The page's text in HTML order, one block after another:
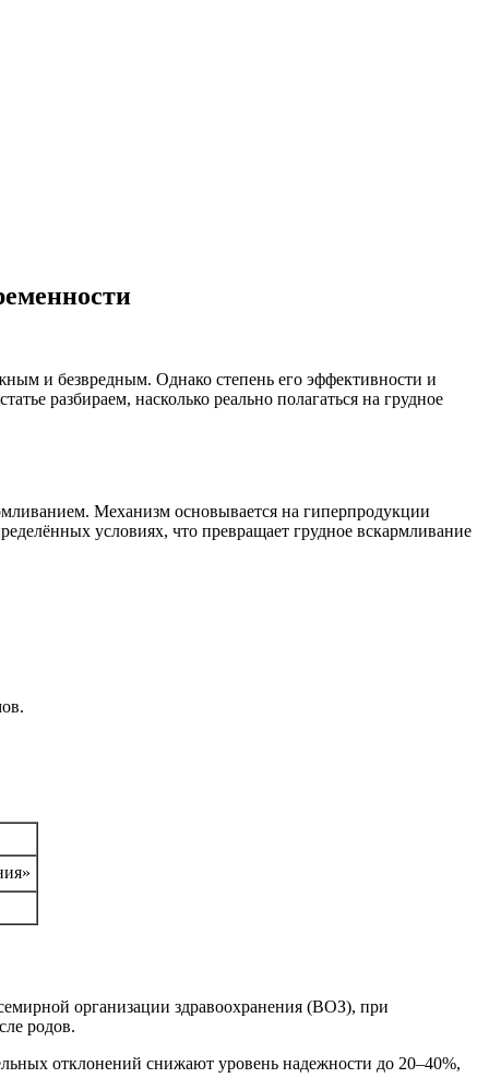
и безвредным. Однако степень его эффективности и
разбираем, насколько реально полагаться на грудное
Механизм основывается на гиперпродукции
условиях, что превращает грудное вскармливание
организации здравоохранения (ВОЗ), при
родов.
отклонений снижают уровень надежности до 20–40%,